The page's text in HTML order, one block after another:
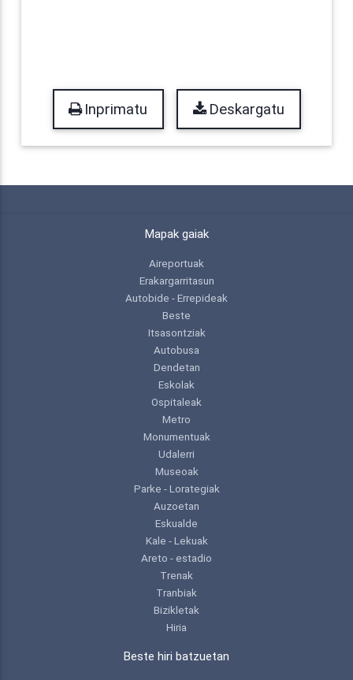
Inprimatu Deskargatu
Mapak gaiak
Aireportuak
Erakargarritasun
Autobide - Errepideak
Beste
Itsasontziak
Autobusa
Dendetan
Eskolak
Ospitaleak
Metro
Monumentuak
Udalerri
Museoak
Parke - Lorategiak
Auzoetan
Eskualde
Kale - Lekuak
Areto - estadio
Trenak
Tranbiak
Bizikletak
Hiria
Beste hiri batzuetan